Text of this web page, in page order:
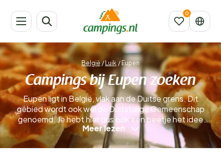
België/Luik / Eupen
Campings bij Eupen zoeken
Eupen ligt in België, vlak aan de Duitse grens. Dit
gebied wordt ook wel de Duitstalige Gemeenschap
genoemd. Je hebt hier dus ook een beetje het idee
dat je in Duitsland op vakantie bent. Zo kun je dus de
Belgische én de Duitse cultuur ervaren. De stad heeft
een oud centrum waar vakwerkhuizen en andere mooie
Meer lezen